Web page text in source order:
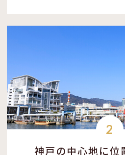
2
神戸の中心地に位